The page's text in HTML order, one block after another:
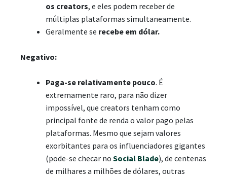
os creators, e eles podem receber de
múltiplas plataformas simultaneamente.
Geralmente se recebe em dólar.
Negativo:
Paga-se relativamente pouco. É
extremamente raro, para não dizer
impossível, que creators tenham como
principal fonte de renda o valor pago pelas
plataformas. Mesmo que sejam valores
exorbitantes para os influenciadores gigantes
(pode-se checar no Social Blade), de centenas
de milhares a milhões de dólares, outras